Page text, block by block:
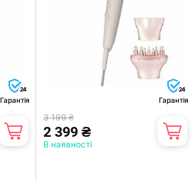
24
Гарантія
24
Гарантія
3 199 ₴
2 399 ₴
В наявності